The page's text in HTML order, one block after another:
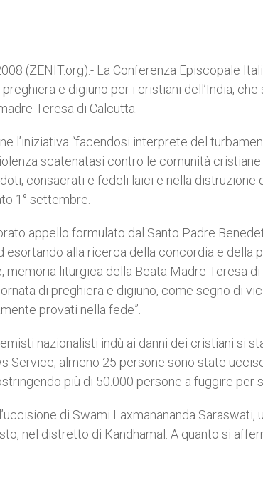
(ZENIT.org).- La Conferenza Episcopale
e digiuno per i cristiani dell’India,
Teresa di Calcutta.
l’iniziativa “facendosi interprete del
scatenatasi contro le comunità cristiane
consacrati e fedeli laici e nella distruzione
1° settembre.
appello formulato dal Santo Padre
esortando alla ricerca della concordia e della
memoria liturgica della Beata Madre Teresa
di preghiera e digiuno, come segno di
provati nella fede”.
nazionalisti indù ai danni dei cristiani si
Service, almeno 25 persone sono state
più di 50.000 persone a fuggire per
di Swami Laxmanananda Saraswati,
nel distretto di Kandhamal. A quanto si